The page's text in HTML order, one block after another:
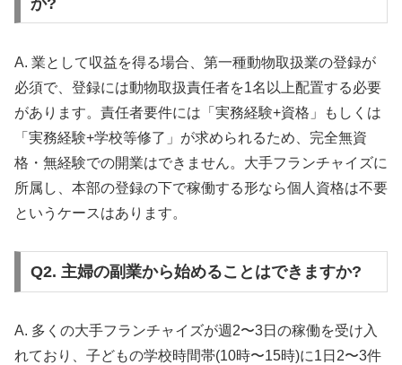
A. 業として収益を得る場合、第一種動物取扱業の登録が
必須で、登録には動物取扱責任者を1名以上配置する必要
があります。責任者要件には「実務経験+資格」もしくは
「実務経験+学校等修了」が求められるため、完全無資
格・無経験での開業はできません。大手フランチャイズに
所属し、本部の登録の下で稼働する形なら個人資格は不要
というケースはあります。
Q2. 主婦の副業から始めることはできますか?
A. 多くの大手フランチャイズが週2〜3日の稼働を受け入
れており、子どもの学校時間帯(10時〜15時)に1日2〜3件